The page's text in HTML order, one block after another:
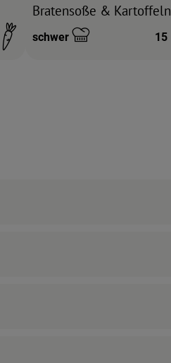
Bratensoße & Kartoffeln
Schwierigkeit:
schwer 15